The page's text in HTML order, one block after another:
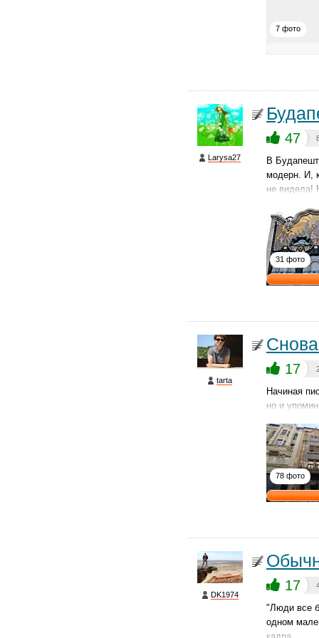
7 фото
Larysa27
47
В
модерн. И,
не
31 фото
tarta
17
Начиная
но и
78 фото
DK1974
17
"Люди все
одном